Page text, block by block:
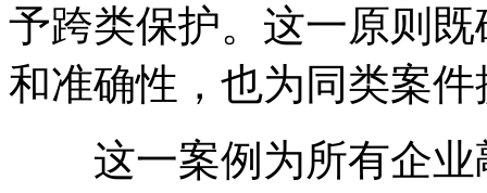
予跨类保护。这一原则
和准确性，也为同类案
这一案例为所有企业